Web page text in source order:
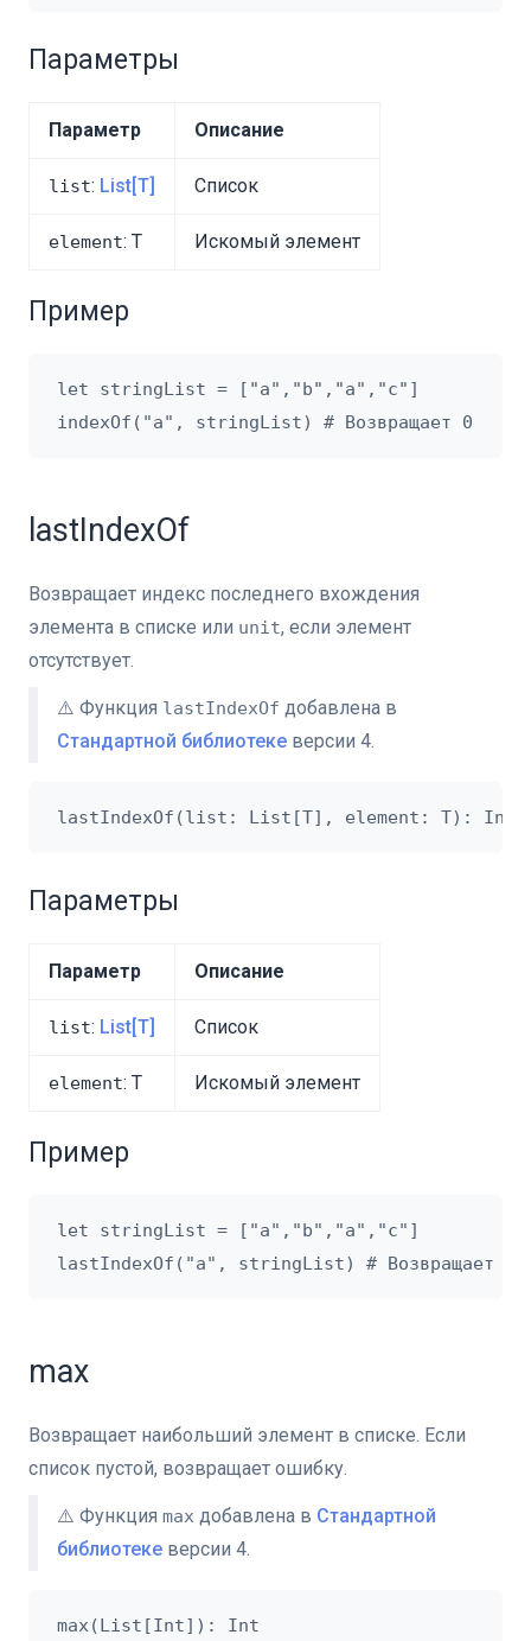
Параметры
Параметр Описание
list: List[T] Список
element: T Искомый элемент
Пример
let stringList = ["a","b","a","c"]
lastIndexOf
Возвращает индекс последнего вхождения
элемента в списке или unit, если элемент
отсутствует.
⚠️ Функция lastIndexOf добавлена в
Стандартной библиотеке версии 4.
Параметры
Параметр Описание
list: List[T] Список
element: T Искомый элемент
Пример
let stringList = ["a","b","a","c"]
max
Возвращает наибольший элемент в списке. Если
список пустой, возвращает ошибку.
⚠️ Функция max добавлена в Стандартной
библиотеке версии 4.